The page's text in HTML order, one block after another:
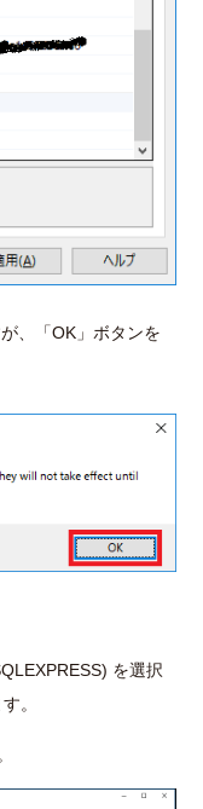
、「OK」ボタンを
を選択
。